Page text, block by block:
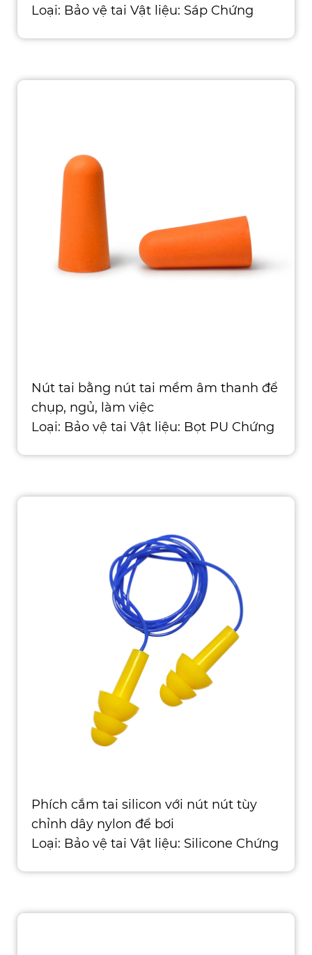
Loại: Bảo vệ tai Vật liệu: Sáp Chứng
Nút tai bằng nút tai mềm âm thanh để
chụp, ngủ, làm việc
Loại: Bảo vệ tai Vật liệu: Bọt PU Chứng
Phích cắm tai silicon với nút nút tùy
chỉnh dây nylon để bơi
Loại: Bảo vệ tai Vật liệu: Silicone Chứng